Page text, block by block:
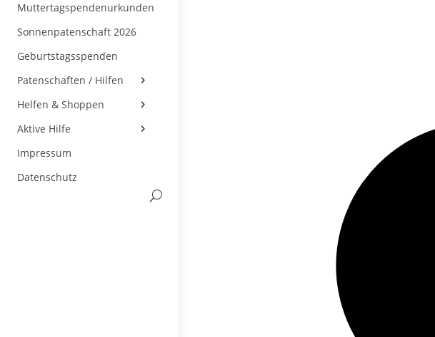
Muttertagspendenurkunden
Sonnenpatenschaft 2026
Geburtstagsspenden
Patenschaften / Hilfen
Helfen & Shoppen
Aktive Hilfe
Impressum
Datenschutz